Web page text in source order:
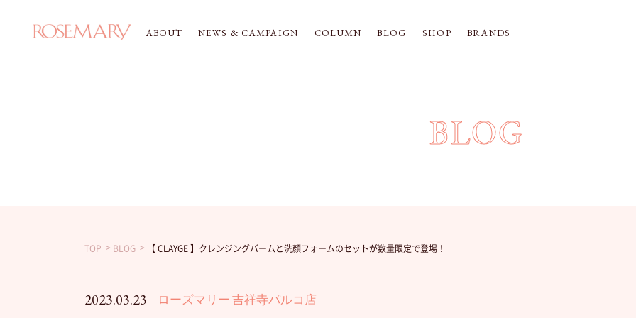
ABOUT NEWS & CAMPAIGN COLUMN BLOG SHOP BRANDS
BLOG
TOP BLOG 【 CLAYGE 】クレンジングバームと洗顔フォームのセットが数量限定で登場！
2023.03.23 ローズマリー 吉祥寺パルコ店